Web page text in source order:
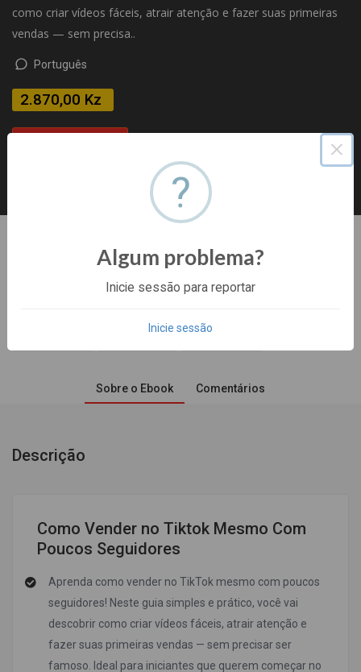
como criar vídeos fáceis, atrair atenção e fazer suas primeiras
vendas — sem precisa..
Português
2.870,00 Kz
7 dias de garantia. Pagamento 100% seguro.
Subscrever
Sobre o Ebook Comentários
Descrição
Como Vender no Tiktok Mesmo Com
Poucos Seguidores
Aprenda como vender no TikTok mesmo com poucos
seguidores! Neste guia simples e prático, você vai
descobrir como criar vídeos fáceis, atrair atenção e
fazer suas primeiras vendas — sem precisar ser
famoso. Ideal para iniciantes que querem começar no
?
Algum problema?
×
Inicie sessão para reportar
Inicie sessão